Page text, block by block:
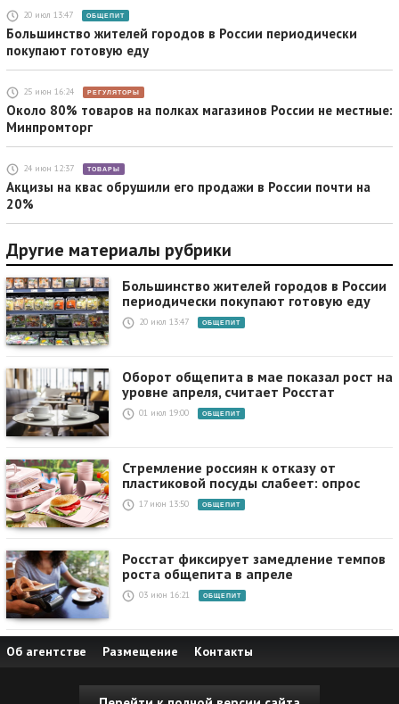
20 июл 13:47 ОБЩЕПИТ
Большинство жителей городов в России периодически
покупают готовую еду
25 июн 16:24 РЕГУЛЯТОРЫ
Около 80% товаров на полках магазинов России не местные:
Минпромторг
24 июн 12:37 ТОВАРЫ
Акцизы на квас обрушили его продажи в России почти на
20%
Другие материалы рубрики
Большинство жителей городов в России
периодически покупают готовую еду
20 июл 13:47 ОБЩЕПИТ
Оборот общепита в мае показал рост на
уровне апреля, считает Росстат
01 июл 19:00 ОБЩЕПИТ
Стремление россиян к отказу от
пластиковой посуды слабеет: опрос
17 июн 13:50 ОБЩЕПИТ
Росстат фиксирует замедление темпов
роста общепита в апреле
03 июн 16:21 ОБЩЕПИТ
Об агентстве Размещение Контакты